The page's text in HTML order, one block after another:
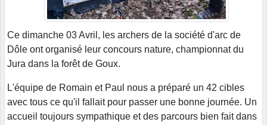
Ce dimanche 03 Avril, les archers de la société d'arc de
Dôle ont organisé leur concours nature, championnat du
Jura dans la forêt de Goux.
L'équipe de Romain et Paul nous a préparé un 42 cibles
avec tous ce qu'il fallait pour passer une bonne journée. Un
accueil toujours sympathique et des parcours bien fait dans